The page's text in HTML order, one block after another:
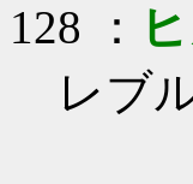
128 ：
レブ